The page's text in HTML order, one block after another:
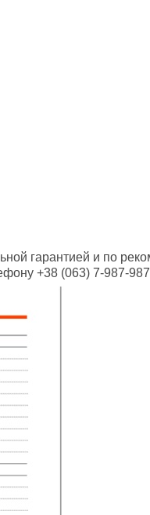
гарантией и по
+38 (063) 7-987-